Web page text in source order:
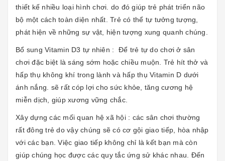
thiết kế nhiều loại hình chơi. do đó giúp trẻ phát triển não
bộ một cách toàn diện nhất. Trẻ có thể tự tưởng tượng,
phát hiện về những sự vật, hiện tượng xung quanh chúng.
Bổ sung Vitamin D3 tự nhiên : Để trẻ tự do chơi ở sân
chơi đặc biệt là sáng sớm hoặc chiều muộn. Trẻ hít thở và
hấp thụ không khí trong lành và hấp thụ Vitamin D dưới
ánh nắng. sẽ rất cóp lợi cho sức khỏe, tăng cương hệ
miễn dịch, giúp xương vững chắc.
Xây dựng các mối quan hệ xã hội : các sân chơi thường
rất đông trẻ do vậy chúng sẽ có cơ gội giao tiếp, hòa nhập
với các bạn. Việc giao tiếp không chỉ là kết bạn mà còn
giúp chúng học được các quy tắc ứng sử khác nhau. Đến